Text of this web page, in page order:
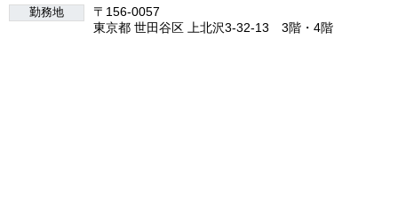
勤務地
〒156-0057
東京都 世田谷区 上北沢3-32-13 3階・4階